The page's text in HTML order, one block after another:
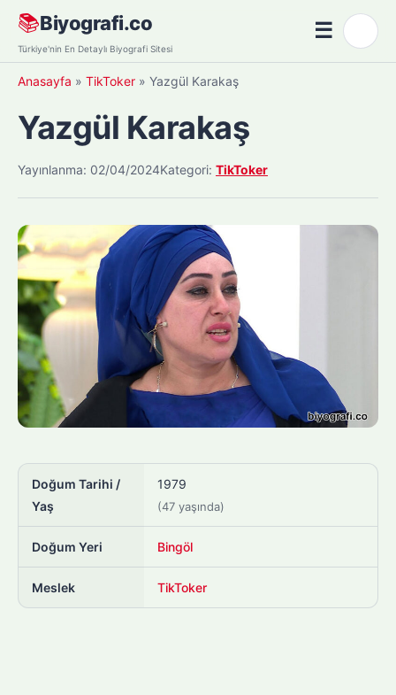
Skip
content
📚Biyografi.co
Türkiye'nin En Detaylı Biyografi Sitesi
☰Menü
Anasayfa » TikToker » Yazgül Karakaş
Yazgül Karakaş
Yayınlanma: 02/04/2024Kategori: TikToker
Doğum Tarihi /
Yaş
1979
(47 yaşında)
Doğum Yeri Bingöl
Meslek TikToker